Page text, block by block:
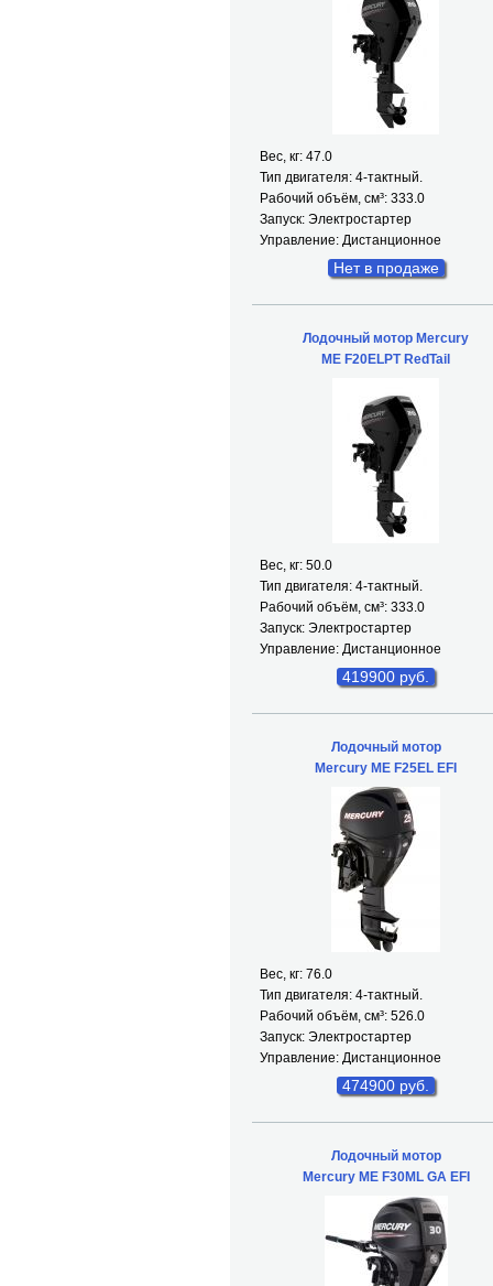
Вес, кг: 47.0
Тип двигателя: 4-тактный.
Рабочий объём, см³: 333.0
Запуск: Электростартер
Управление: Дистанционное
Нет в продаже
Лодочный мотор Mercury
ME F20ELPT RedTail
Вес, кг: 50.0
Тип двигателя: 4-тактный.
Рабочий объём, см³: 333.0
Запуск: Электростартер
Управление: Дистанционное
419900 руб.
Лодочный мотор
Mercury ME F25EL EFI
Вес, кг: 76.0
Тип двигателя: 4-тактный.
Рабочий объём, см³: 526.0
Запуск: Электростартер
Управление: Дистанционное
474900 руб.
Лодочный мотор
Mercury ME F30ML GA EFI